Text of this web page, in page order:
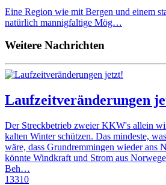
Eine Region wie mit Bergen und einem
natürlich mannigfaltige Mög…
Weitere Nachrichten
Laufzeitveränderungen
Der Streckbetrieb zweier KKW's allein
kalten Winter schützen. Das mindeste,
wäre, dass Grundremmingen wieder ans
könnte Windkraft und Strom aus
Beh…
13310